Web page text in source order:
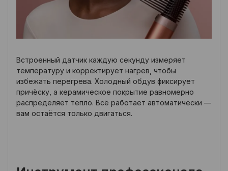
Встроенный датчик каждую секунду измеряет
температуру и корректирует нагрев, чтобы
избежать перегрева. Холодный обдув фиксирует
причёску, а керамическое покрытие равномерно
распределяет тепло. Всё работает автоматически —
вам остаётся только двигаться.